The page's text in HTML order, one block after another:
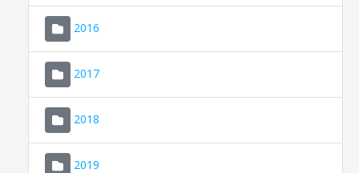
2016
2017
2018
2019